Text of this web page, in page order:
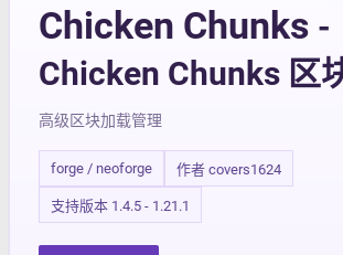
Chicken Chunks -
Chicken Chunks 区
高级区块加载管理
forge / neoforge 作者 covers1624
支持版本 1.4.5 - 1.21.1